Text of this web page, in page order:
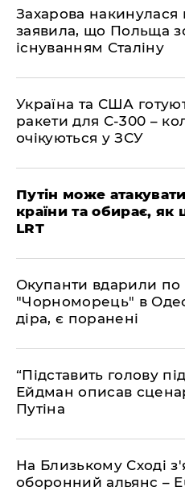
​Захарова накинулася
заявила, що Польща
існуванням Сталіну
​Україна та США
ракети для С-300 –
очікуються у ЗСУ
​Путін може
країни та обирає, як
LRT
​Окупанти вдарили по
"Чорноморець" в
діра, є поранені
​“Підставить голову
Ейдман описав
Путіна
На Близькому Сході
оборонний альянс –